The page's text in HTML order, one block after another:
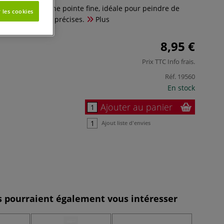
possèdent une pointe fine, idéale pour peindre de
des lignes précises.
Plus
8,95 €
Prix TTC Info frais.
Réf. 19560
En stock
Ajouter au panier
Ajout liste d'envies
pourraient également vous intéresser
cookies